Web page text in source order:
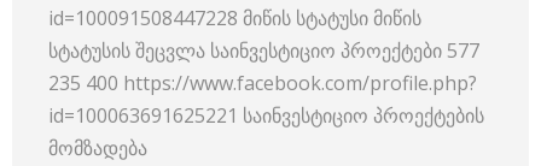
id=100091508447228 მიწის სტატუსი მიწის
სტატუსის შეცვლა საინვესტიციო პროექტები 577
235 400 https://www.facebook.com/profile.php?
id=100063691625221 საინვესტიციო პროექტების
მომზადება